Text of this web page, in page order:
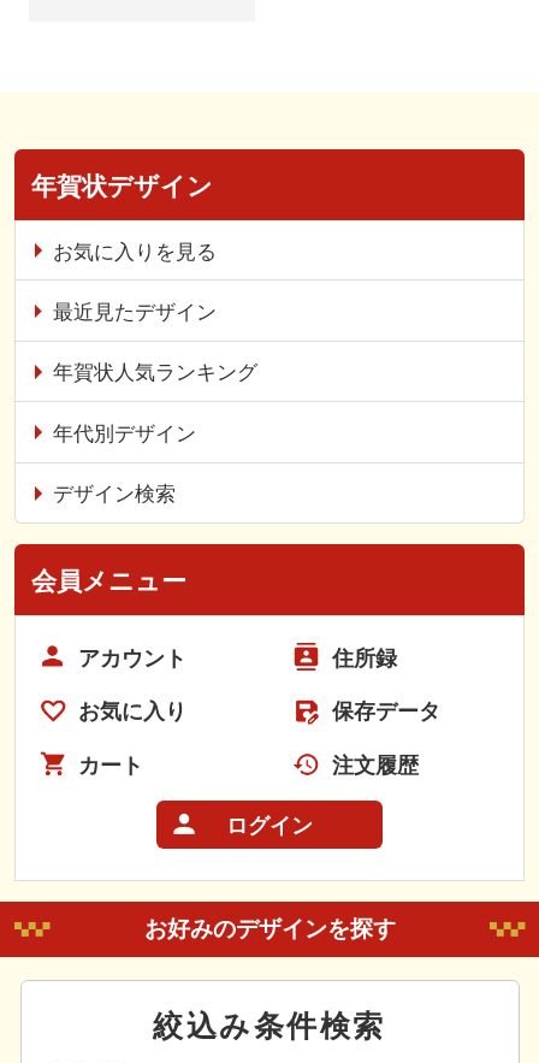
年賀状デザイン
お気に入りを見る
最近見たデザイン
年賀状人気ランキング
年代別デザイン
デザイン検索
会員メニュー
アカウント 住所録
お気に入り 保存データ
カート 注文履歴
ログイン
お好みのデザインを探す
絞込み条件検索